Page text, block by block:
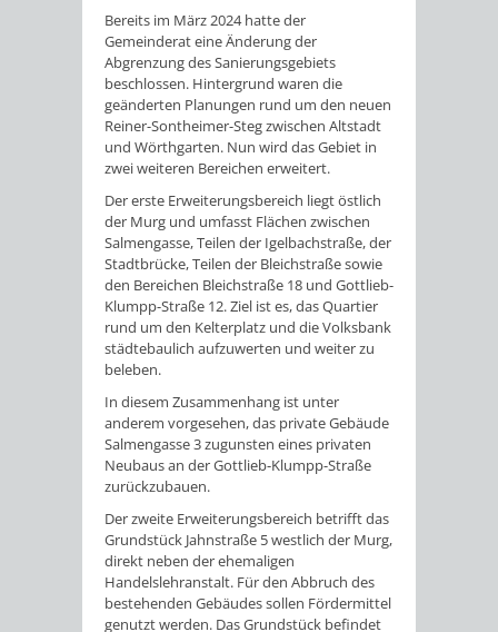
Bereits im März 2024 hatte der
Gemeinderat eine Änderung der
Abgrenzung des Sanierungsgebiets
beschlossen. Hintergrund waren die
geänderten Planungen rund um den neuen
Reiner-Sontheimer-Steg zwischen Altstadt
und Wörthgarten. Nun wird das Gebiet in
zwei weiteren Bereichen erweitert.
Der erste Erweiterungsbereich liegt östlich
der Murg und umfasst Flächen zwischen
Salmengasse, Teilen der Igelbachstraße, der
Stadtbrücke, Teilen der Bleichstraße sowie
den Bereichen Bleichstraße 18 und Gottlieb-
Klumpp-Straße 12. Ziel ist es, das Quartier
rund um den Kelterplatz und die Volksbank
städtebaulich aufzuwerten und weiter zu
beleben.
In diesem Zusammenhang ist unter
anderem vorgesehen, das private Gebäude
Salmengasse 3 zugunsten eines privaten
Neubaus an der Gottlieb-Klumpp-Straße
zurückzubauen.
Der zweite Erweiterungsbereich betrifft das
Grundstück Jahnstraße 5 westlich der Murg,
direkt neben der ehemaligen
Handelslehranstalt. Für den Abbruch des
bestehenden Gebäudes sollen Fördermittel
genutzt werden. Das Grundstück befindet